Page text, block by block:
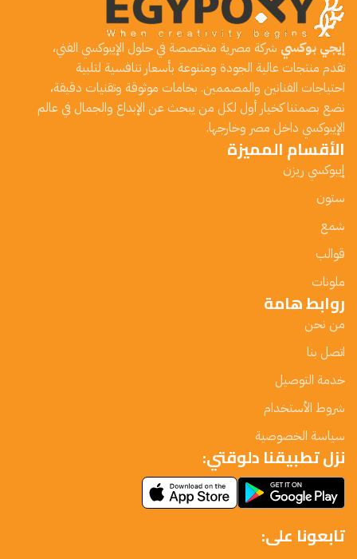
إيجي بوكسي شركة مصرية متخصصة في حلول الإيبوكسي الفني،
تقدم منتجات عالية الجودة ومتنوعة بأسعار تنافسية لتلبية
احتياجات الفنانين والمصممين. بخامات موثوقة وتقنيات دقيقة،
نضع بصمتنا كخيار أول لكل من يبحث عن الإبداع والجمال في عالم
الإيبوكسي داخل مصر وخارجها.
الأقسام المميزة
إيبوكسي ريزن
ستون
شمع
قوالب
ملونات
روابط هامة
من نحن
اتصل بنا
خدمة التوصيل
شروط الأستخدام
سياسة الخصوصية
نزل تطبيقنا دلوقتي:
تابعونا على: